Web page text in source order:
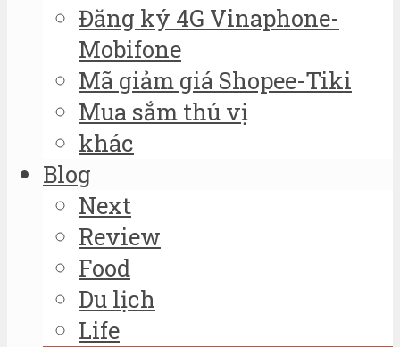
Đăng ký 4G Vinaphone-
Mobifone
Mã giảm giá Shopee-Tiki
Mua sắm thú vị
khác
Blog
Next
Review
Food
Du lịch
Life